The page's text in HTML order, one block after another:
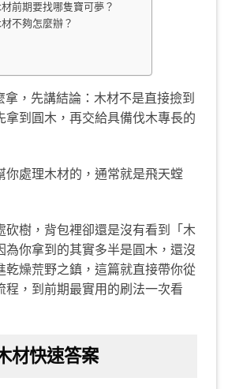
前期要找哪隻寶可夢？
不夠怎麼辦？
拿，先講結論：木材不是直接撿到
拿到圓木，再交給具備伐木專長的
你處理木材的，通常就是飛天螳
砍樹，背包裡卻還是沒有看到「木
為你拿到的其實多半是圓木，還沒
乾燥荒野之鎮，這篇就直接帶你從
程，到前期最實用的刷法一次看
材快速答案